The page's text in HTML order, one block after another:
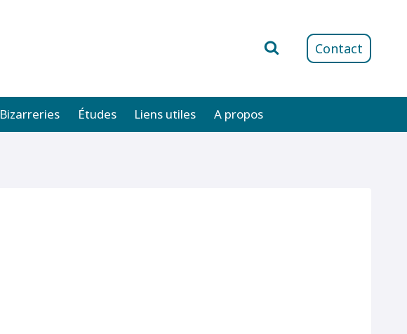
Contact
Bizarreries Études Liens utiles A propos